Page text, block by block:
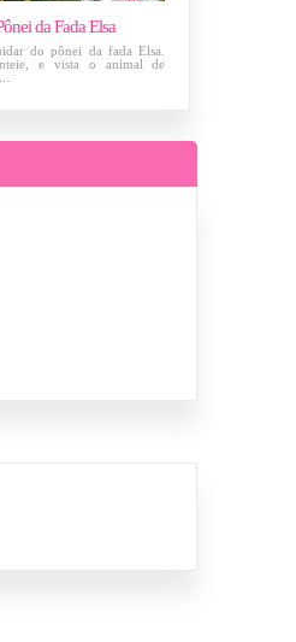
da Fada Elsa
do pônei da fada Elsa.
e vista o animal de